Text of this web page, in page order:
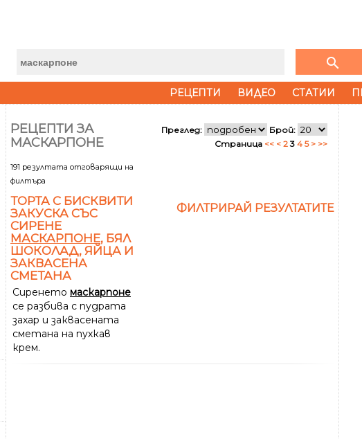
search
РЕЦЕПТИ ВИДЕО СТАТИИ
РЕЦЕПТИ ЗА
МАСКАРПОНЕ
191 резултата отговарящи на
филтъра
Преглед:
Брой:
Страница << < 23 4 5 > >>
ФИЛТРИРАЙ РЕЗУЛТАТИТЕ
ТОРТА С БИСКВИТИ
ЗАКУСКА СЪС
СИРЕНЕ
МАСКАРПОНЕ, БЯЛ
ШОКОЛАД, ЯЙЦА И
ЗАКВАСЕНА
СМЕТАНА
Сиренето маскарпоне
се разбива с пудрата
захар и заквасената
сметана на пухкав
крем.